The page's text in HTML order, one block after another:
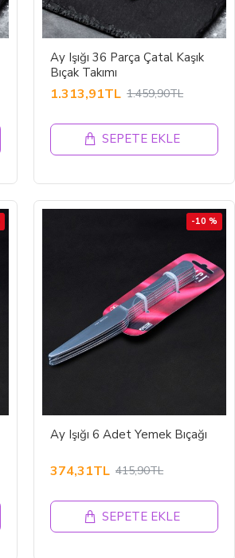
Ay Işığı 36 Parça Çatal Kaşık
Bıçak Takımı
1.313,91TL 1.459,90TL
SEPETE EKLE
-10 %
Ay Işığı 6 Adet Yemek Bıçağı
374,31TL 415,90TL
SEPETE EKLE